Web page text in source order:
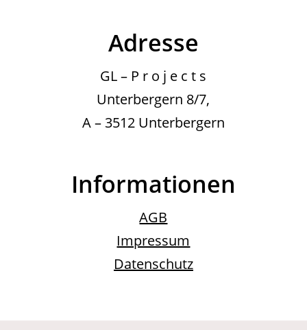
Adresse
GL – P r o j e c t s
Unterbergern 8/7,
A – 3512 Unterbergern
Informationen
AGB
Impressum
Datenschutz